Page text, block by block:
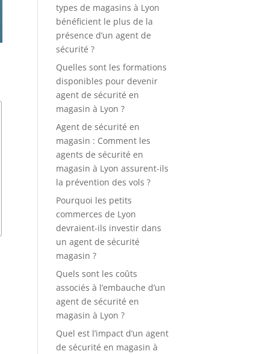
types de magasins à Lyon
bénéficient le plus de la
présence d’un agent de
sécurité ?
Quelles sont les formations
disponibles pour devenir
agent de sécurité en
magasin à Lyon ?
Agent de sécurité en
magasin : Comment les
agents de sécurité en
magasin à Lyon assurent-ils
la prévention des vols ?
Pourquoi les petits
commerces de Lyon
devraient-ils investir dans
un agent de sécurité
magasin ?
Quels sont les coûts
associés à l’embauche d’un
agent de sécurité en
magasin à Lyon ?
Quel est l’impact d’un agent
de sécurité en magasin à